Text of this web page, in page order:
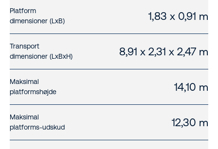
Platform
dimensioner (LxB)
1,83 x 0,91 m
Transport
dimensioner (LxBxH)
8,91 x 2,31 x 2,47 m
Maksimal
platformshøjde
14,10 m
Maksimal
platforms-udskud
12,30 m